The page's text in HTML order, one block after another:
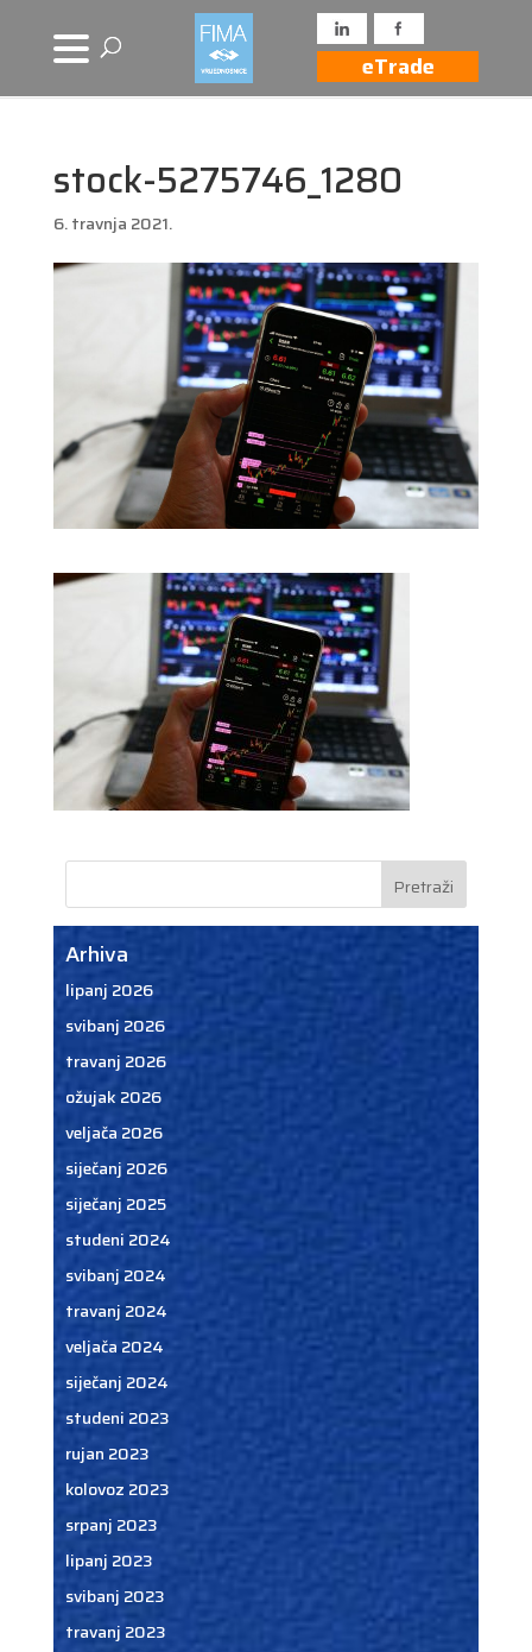
eTrade
stock-5275746_1280
6. travnja 2021.
Arhiva
lipanj 2026
svibanj 2026
travanj 2026
ožujak 2026
veljača 2026
siječanj 2026
siječanj 2025
studeni 2024
svibanj 2024
travanj 2024
veljača 2024
siječanj 2024
studeni 2023
rujan 2023
kolovoz 2023
srpanj 2023
lipanj 2023
svibanj 2023
travanj 2023